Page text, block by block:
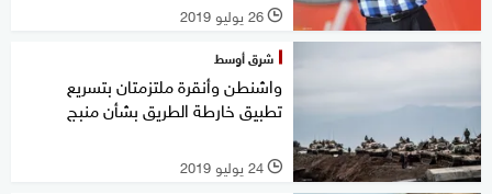
l 26 يوليو 2019
شرق أوسط
واشنطن وأنقرة ملتزمتان بتسريع
تطبيق خارطة الطريق بشأن منبج
l 24 يوليو 2019